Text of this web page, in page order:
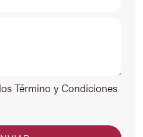
Término y Condiciones